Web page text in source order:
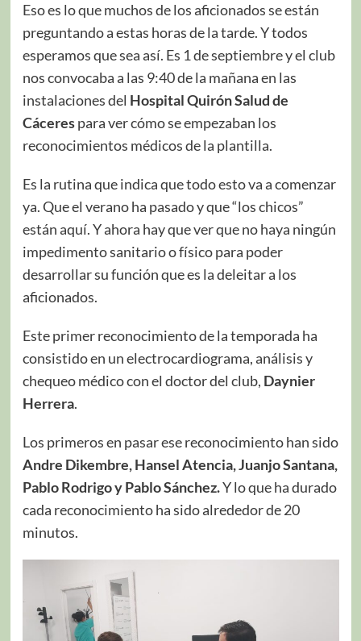
Eso es lo que muchos de los aficionados se están
preguntando a estas horas de la tarde. Y todos
esperamos que sea así. Es 1 de septiembre y el club
nos convocaba a las 9:40 de la mañana en las
instalaciones del Hospital Quirón Salud de
Cácerespara ver cómo se empezaban los
reconocimientos médicos de la plantilla.
Es la rutina que indica que todo esto va a comenzar
ya. Que el verano ha pasado y que “los chicos”
están aquí. Y ahora hay que ver que no haya ningún
impedimento sanitario o físico para poder
desarrollar su función que es la deleitar a los
aficionados.
Este primer reconocimiento de la temporada ha
consistido en un electrocardiograma, análisis y
chequeo médico con el doctor del club, Daynier
Herrera.
Los primeros en pasar ese reconocimiento han sido
Andre Dikembre, Hansel Atencia, Juanjo Santana,
Pablo Rodrigo y Pablo Sánchez.Y lo que ha durado
cada reconocimiento ha sido alrededor de 20
minutos.